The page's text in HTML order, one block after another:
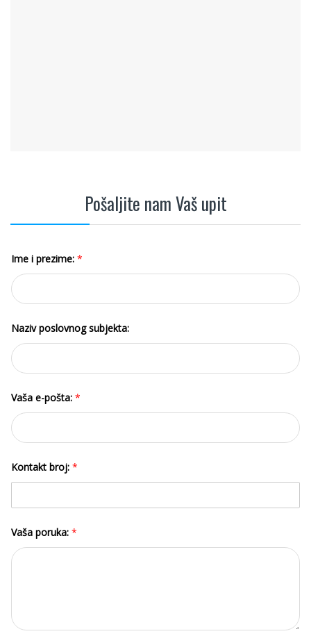
Pošaljite nam Vaš upit
Ime i prezime: *
Naziv poslovnog subjekta:
Vaša e-pošta: *
Kontakt broj: *
Vaša poruka: *